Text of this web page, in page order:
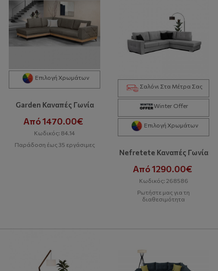
Επιλογή Χρωμάτων
Garden Καναπές Γωνία
Από 1470.00€
Κωδικός: 84.14
Παράδοση έως 35 εργάσιμες
Σαλόνι Στα Μέτρα Σας
Winter Offer
Επιλογή Χρωμάτων
Nefretete Καναπές Γωνία
Από 1290.00€
Κωδικός: 268586
Ρωτήστε μας για τη
διαθεσιμότητα